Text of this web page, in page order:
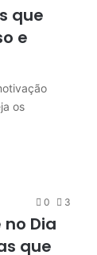
que
e
os
0 3
Dia
que